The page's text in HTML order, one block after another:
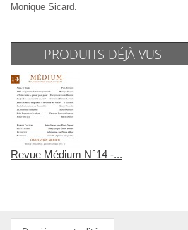
Monique Sicard.
PRODUITS DÉJÀ VUS
Revue Médium N°14 -...